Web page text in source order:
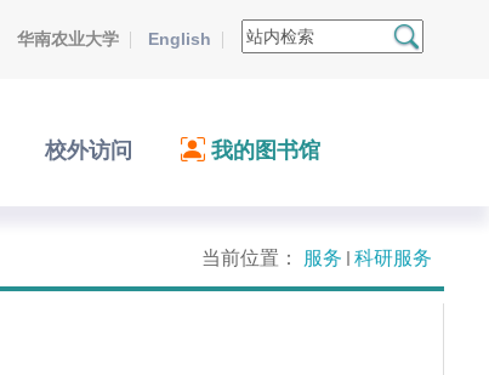
华南农业大学 English
校外访问 我的图书馆
当前位置： 服务 科研服务